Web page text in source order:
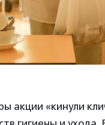
акции «кинули